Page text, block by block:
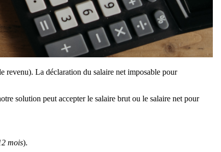
revenu). La déclaration du salaire net imposable pour
solution peut accepter le salaire brut ou le salaire net pour
mois).